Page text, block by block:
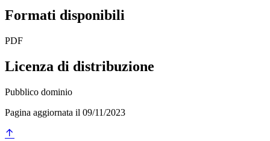
Formati disponibili
PDF
Licenza di distribuzione
Pubblico dominio
Pagina aggiornata il 09/11/2023